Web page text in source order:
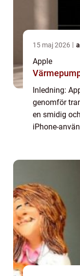
15 maj 2026
Apple
Inledning:
genomför
en smidig
iPhone-